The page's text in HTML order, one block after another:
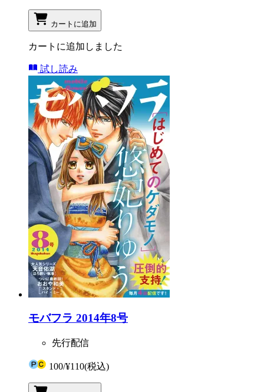
カートに追加
カートに追加しました
試し読み
モバフラ 2014年8号
先行配信
100/¥110(税込)